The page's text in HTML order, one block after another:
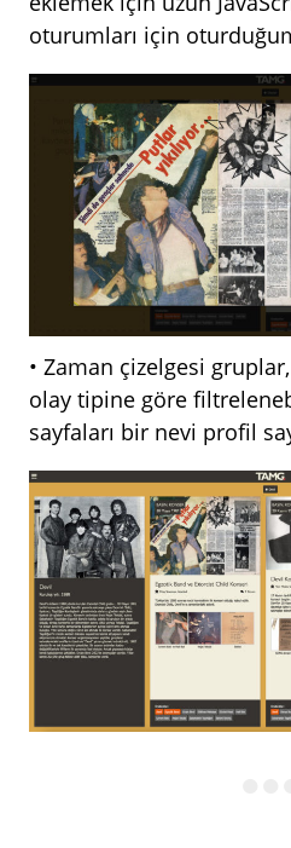
oturumları için
• Zaman çizelgesi
olay tipine göre
sayfaları bir nevi profil